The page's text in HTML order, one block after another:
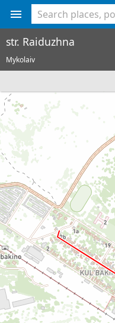
str. Raiduzhna
Mykolaiv
<% console.log(hcard) %>